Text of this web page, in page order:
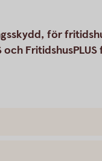
för